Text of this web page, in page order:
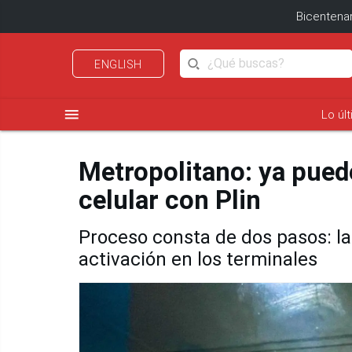
ENGLISH
menu Lo
Metropolitano: ya
celular con Plin
Proceso consta de dos pasos:
activación en los terminales